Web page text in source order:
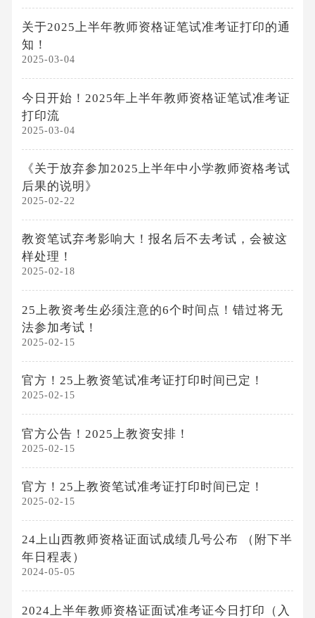
关于2025上半年教师资格证笔试准考证打印的通
知！
2025-03-04
今日开始！2025年上半年教师资格证笔试准考证
打印流
2025-03-04
《关于放弃参加2025上半年中小学教师资格考试
后果的说明》
2025-02-22
教资笔试弃考影响大！报名后不去考试，会被这
样处理！
2025-02-18
25上教资考生必须注意的6个时间点！错过将无
法参加考试！
2025-02-15
官方！25上教资笔试准考证打印时间已定！
2025-02-15
官方公告！2025上教资安排！
2025-02-15
官方！25上教资笔试准考证打印时间已定！
2025-02-15
24上山西教师资格证面试成绩几号公布 （附下半
年日程表）
2024-05-05
2024上半年教师资格证面试准考证今日打印（入